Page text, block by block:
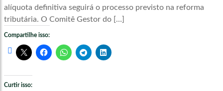
alíquota definitiva seguirá o processo previsto na reforma
tributária. O Comitê Gestor do […]
Compartilhe isso:
Curtir isso: